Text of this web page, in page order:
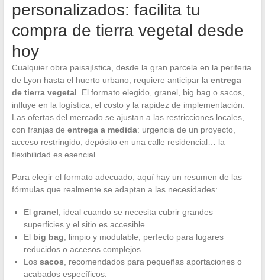
personalizados: facilita tu
compra de tierra vegetal desde
hoy
Cualquier obra paisajística, desde la gran parcela en la periferia
de Lyon hasta el huerto urbano, requiere anticipar la entrega
de tierra vegetal . El formato elegido, granel, big bag o sacos,
influye en la logística, el costo y la rapidez de implementación.
Las ofertas del mercado se ajustan a las restricciones locales,
con franjas de entrega a medida: urgencia de un proyecto,
acceso restringido, depósito en una calle residencial… la
flexibilidad es esencial.
Para elegir el formato adecuado, aquí hay un resumen de las
fórmulas que realmente se adaptan a las necesidades:
El granel , ideal cuando se necesita cubrir grandes
superficies y el sitio es accesible.
El big bag , limpio y modulable, perfecto para lugares
reducidos o accesos complejos.
Los sacos , recomendados para pequeñas aportaciones o
acabados específicos.